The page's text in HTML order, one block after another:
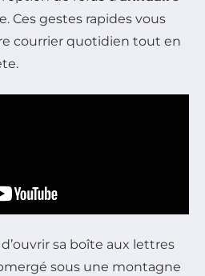
Ces gestes rapides vous
courrier quotidien tout en
sa boîte aux lettres
sous une montagne